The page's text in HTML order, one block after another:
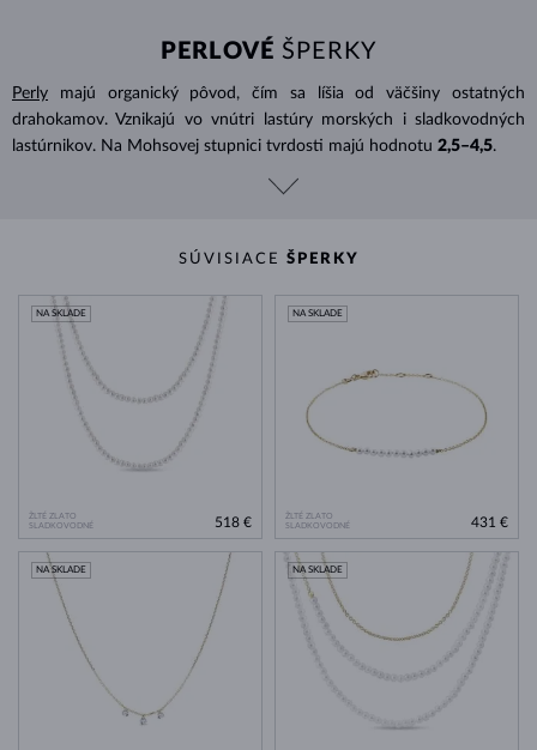
PERLOVÉ ŠPERKY
Perly
majú organický pôvod, čím sa líšia od väčšiny ostatných
drahokamov. Vznikajú vo vnútri lastúry morských i sladkovodných
lastúrnikov. Na Mohsovej stupnici tvrdosti majú hodnotu 2,5–4,5.
SÚVISIACE ŠPERKY
ŽLTÉ ZLATO
SLADKOVODNÉ
NA SKLADE
518 €
ŽLTÉ ZLATO
SLADKOVODNÉ
NA SKLADE
431 €
NA SKLADE NA SKLADE